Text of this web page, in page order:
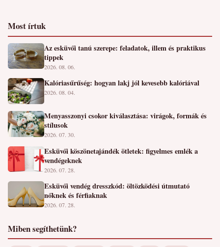
Most írtuk
Az esküvői tanú szerepe: feladatok, illem és praktikus
tippek
2026. 08. 06.
Kalóriasűrűség: hogyan lakj jól kevesebb kalóriával
2026. 08. 04.
Menyasszonyi csokor kiválasztása: virágok, formák és
stílusok
2026. 07. 30.
Esküvői köszönetajándék ötletek: figyelmes emlék a
vendégeknek
2026. 07. 28.
Esküvői vendég dresszkód: öltözködési útmutató
nőknek és férfiaknak
2026. 07. 28.
Miben segíthetünk?